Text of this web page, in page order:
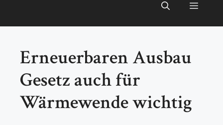
Menü
Erneuerbaren Ausbau
Gesetz auch für
Wärmewende wichtig